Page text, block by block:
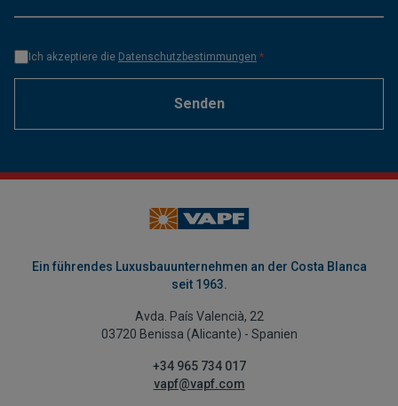
Ich akzeptiere die Datenschutzbestimmungen *
Senden
Ein führendes Luxusbauunternehmen an der Costa Blanca
seit 1963.
Avda. País Valencià, 22
03720 Benissa (Alicante) - Spanien
+34 965 734 017
vapf@vapf.com